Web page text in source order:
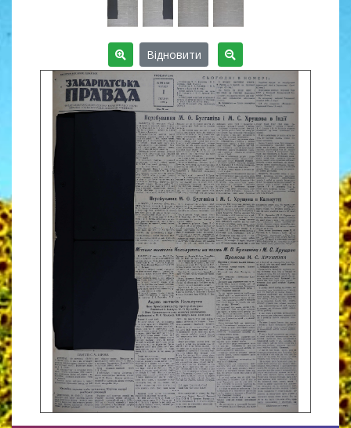
Відновити